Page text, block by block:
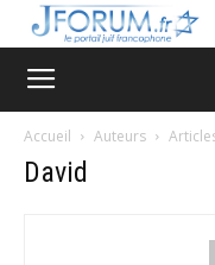
Accueil Auteurs
David